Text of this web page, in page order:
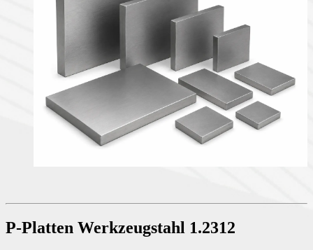
P-Platten Werkzeugstahl 1.2312